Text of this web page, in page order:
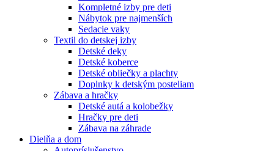
Kompletné izby pre deti
Nábytok pre najmenších
Sedacie vaky
Textil do detskej izby
Detské deky
Detské koberce
Detské obliečky a plachty
Doplnky k detským posteliam
Zábava a hračky
Detské autá a kolobežky
Hračky pre deti
Zábava na záhrade
Dielňa a dom